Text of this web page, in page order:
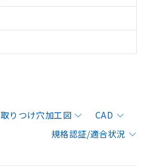
取りつけ穴加工図
CAD
規格認証/適合状況